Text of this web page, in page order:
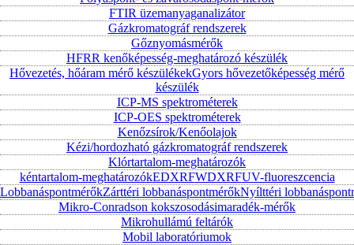
FTIR üzemanyaganalizátor
Gázkromatográf rendszerek
Gőznyomásmérők
HFRR kenőképesség-meghatározó készülék
Hővezetés, hőáram mérő készülékekGyors hővezetőképesség mérő
készülék
ICP-MS spektrométerek
ICP-OES spektrométerek
Kenőzsírok/Kenőolajok
Kézi/hordozható gázkromatográf rendszerek
Klórtartalom-meghatározók
kéntartalom-meghatározókEDXRFWDXRFUV-fluoreszcencia
LobbanáspontmérőkZárttéri lobbanáspontmérőkNyílttéri
Mikro-Conradson kokszosodásimaradék-mérők
Mikrohullámú feltárók
Mobil laboratóriumok